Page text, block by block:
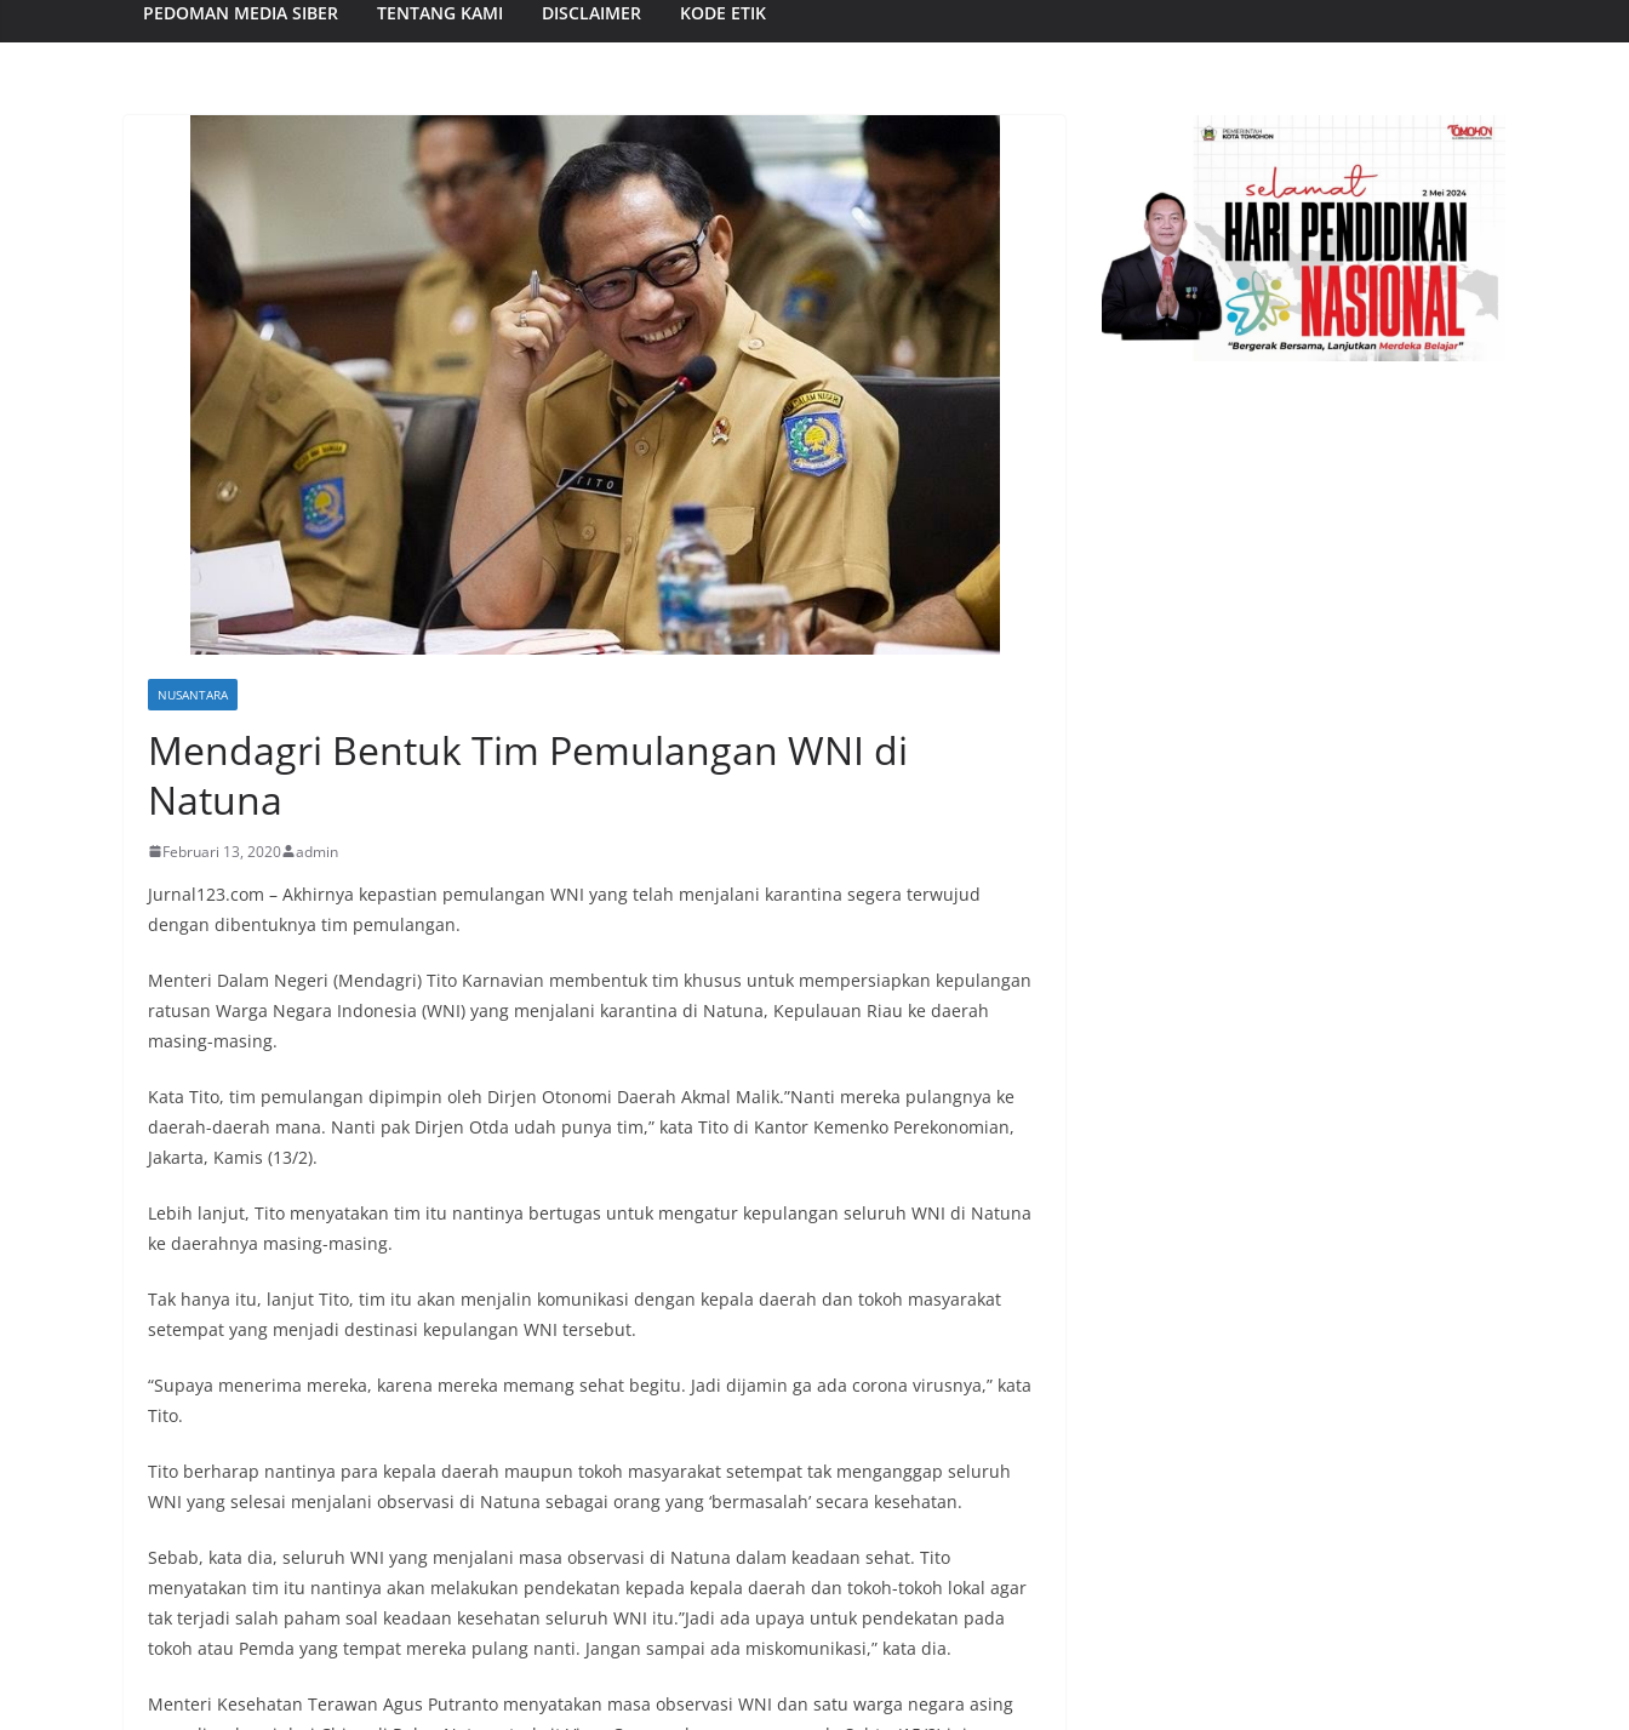
PEDOMAN MEDIA SIBER TENTANG KAMI DISCLAIMER KODE ETIK
NUSANTARA
Mendagri Bentuk Tim Pemulangan WNI di
Natuna
Februari 13, 2020 admin
Jurnal123.com – Akhirnya kepastian pemulangan WNI yang telah menjalani karantina segera terwujud
dengan dibentuknya tim pemulangan.
Menteri Dalam Negeri (Mendagri) Tito Karnavian membentuk tim khusus untuk mempersiapkan kepulangan
ratusan Warga Negara Indonesia (WNI) yang menjalani karantina di Natuna, Kepulauan Riau ke daerah
masing-masing.
Kata Tito, tim pemulangan dipimpin oleh Dirjen Otonomi Daerah Akmal Malik.”Nanti mereka pulangnya ke
daerah-daerah mana. Nanti pak Dirjen Otda udah punya tim,” kata Tito di Kantor Kemenko Perekonomian,
Jakarta, Kamis (13/2).
Lebih lanjut, Tito menyatakan tim itu nantinya bertugas untuk mengatur kepulangan seluruh WNI di Natuna
ke daerahnya masing-masing.
Tak hanya itu, lanjut Tito, tim itu akan menjalin komunikasi dengan kepala daerah dan tokoh masyarakat
setempat yang menjadi destinasi kepulangan WNI tersebut.
“Supaya menerima mereka, karena mereka memang sehat begitu. Jadi dijamin ga ada corona virusnya,” kata
Tito.
Tito berharap nantinya para kepala daerah maupun tokoh masyarakat setempat tak menganggap seluruh
WNI yang selesai menjalani observasi di Natuna sebagai orang yang ‘bermasalah’ secara kesehatan.
Sebab, kata dia, seluruh WNI yang menjalani masa observasi di Natuna dalam keadaan sehat. Tito
menyatakan tim itu nantinya akan melakukan pendekatan kepada kepala daerah dan tokoh-tokoh lokal agar
tak terjadi salah paham soal keadaan kesehatan seluruh WNI itu.”Jadi ada upaya untuk pendekatan pada
tokoh atau Pemda yang tempat mereka pulang nanti. Jangan sampai ada miskomunikasi,” kata dia.
Menteri Kesehatan Terawan Agus Putranto menyatakan masa observasi WNI dan satu warga negara asing